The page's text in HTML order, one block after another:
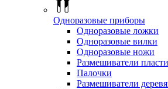
Одноразовые приборы
Одноразовые ложки
Одноразовые вилки
Одноразовые ножи
Размешиватели
Палочки
Размешиватели